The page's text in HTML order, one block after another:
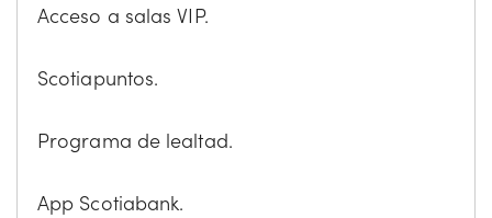
Acceso a salas VIP.
Scotiapuntos.
Programa de lealtad.
App Scotiabank.